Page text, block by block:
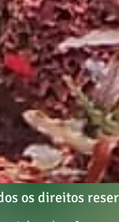
os direitos